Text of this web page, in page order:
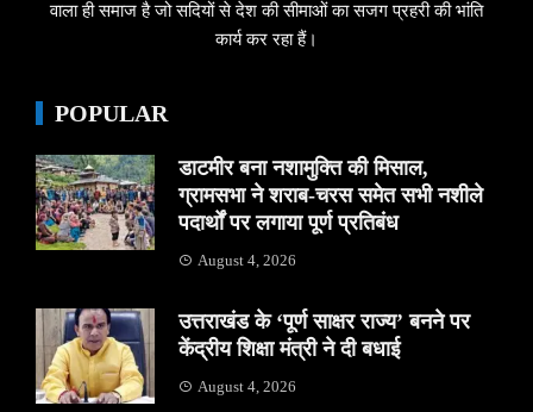
वाला ही समाज है जो सदियों से देश की सीमाओं का सजग प्रहरी की भांति
कार्य कर रहा हैं।
POPULAR
डाटमीर बना नशामुक्ति की मिसाल,
ग्रामसभा ने शराब-चरस समेत सभी नशीले
पदार्थों पर लगाया पूर्ण प्रतिबंध
August 4, 2026
उत्तराखंड के ‘पूर्ण साक्षर राज्य’ बनने पर
केंद्रीय शिक्षा मंत्री ने दी बधाई
August 4, 2026